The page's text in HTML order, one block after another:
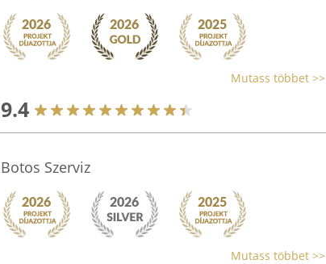
Mutass többet >>
9.4
Botos Szerviz
Mutass többet >>